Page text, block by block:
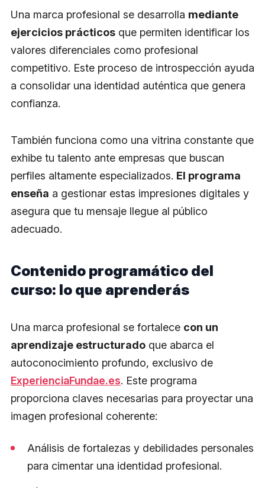
Una marca profesional se desarrolla mediante
ejercicios prácticos que permiten identificar los
valores diferenciales como profesional
competitivo. Este proceso de introspección ayuda
a consolidar una identidad auténtica que genera
confianza.
También funciona como una vitrina constante que
exhibe tu talento ante empresas que buscan
perfiles altamente especializados. El programa
enseña a gestionar estas impresiones digitales y
asegura que tu mensaje llegue al público
adecuado.
Contenido programático del
curso: lo que aprenderás
Una marca profesional se fortalece con un
aprendizaje estructurado que abarca el
autoconocimiento profundo, exclusivo de
ExperienciaFundae.es. Este programa
proporciona claves necesarias para proyectar una
imagen profesional coherente:
Análisis de fortalezas y debilidades personales
para cimentar una identidad profesional.